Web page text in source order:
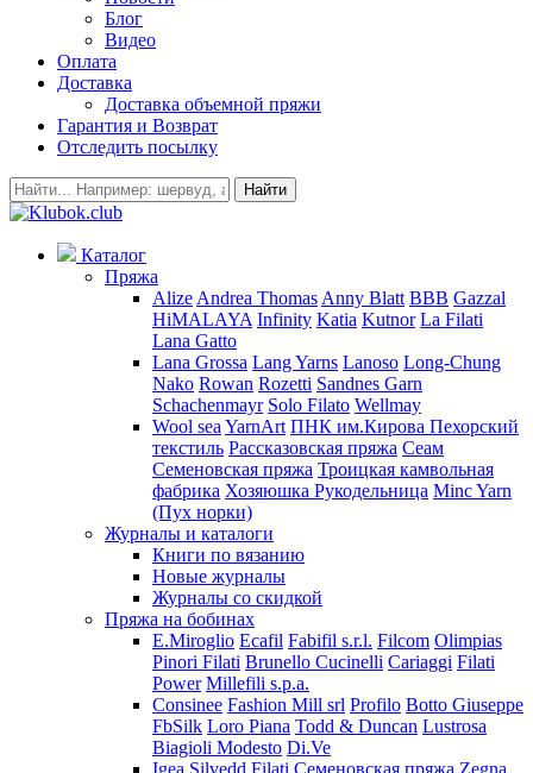
Блог
Видео
Оплата
Доставка
Доставка объемной пряжи
Гарантия и Возврат
Отследить посылку
Найти
Каталог
Пряжа
Alize Andrea Thomas Anny Blatt BBB Gazzal
HiMALAYA Infinity Katia Kutnor La Filati
Lana Gatto
Lana Grossa Lang Yarns Lanoso Long-Chung
Nako Rowan Rozetti Sandnes Garn
Schachenmayr Solo Filato Wellmay
Wool sea YarnArt ПНК им.Кирова Пехорский
текстиль Рассказовская пряжа Сеам
Семеновская пряжа Троицкая камвольная
фабрика Хозяюшка Рукодельница Minc Yarn
(Пух норки)
Журналы и каталоги
Книги по вязанию
Новые журналы
Журналы со скидкой
Пряжа на бобинах
E.Miroglio Ecafil Fabifil s.r.l. Filcom Olimpias
Pinori Filati Brunello Cucinelli Cariaggi Filati
Power Millefili s.p.a.
Consinee Fashion Mill srl Profilo Botto Giuseppe
FbSilk Loro Piana Todd & Duncan Lustrosa
Biagioli Modesto Di.Ve
Igea Silvedd Filati Семеновская пряжа Zegna